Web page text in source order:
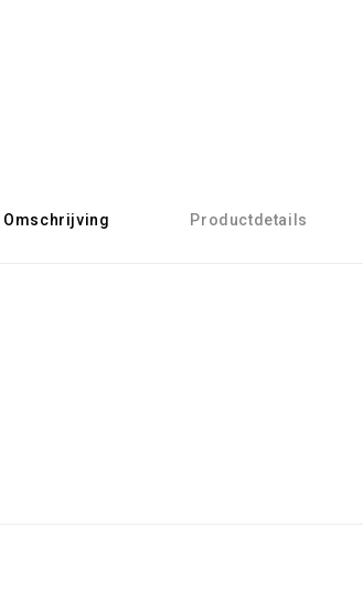
Omschrijving Productdetails